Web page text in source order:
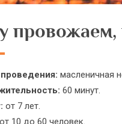
провожаем,
масленичная
60 минут.
от 7 лет.
от 10 до 60 человек.